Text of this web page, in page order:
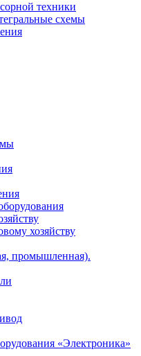
техники
схемы
хозяйству
промышленная).
«Электроника»